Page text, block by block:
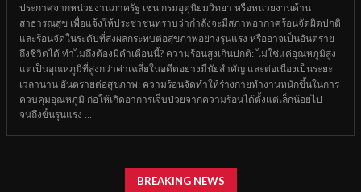
ประกาศจากหน่วยงานภาครัฐ เช่น กรมอุตุนิยมวิทยา หรือหน่วยงานด้าน
สาธารณสุข เพื่อแจ้งให้ประชาชนทราบว่ากำลังจะมีสภาพอากาศร้อนจัดผิดปกติ
และร้อนจัดในระดับที่ส่งผลกระทบต่อสุขภาพอย่างรุนแรง หรืออาจเป็นอันตราย
ถึงชีวิตได้ ทำไมถึงต้องมีคำเตือนนี้? ความร้อนสูงเกินปกติ: ไม่ใช่แค่อุณหภูมิสูง
แต่เป็นอุณหภูมิที่สูงกว่าค่าเฉลี่ยในอดีตอย่างมีนัยสำคัญ และต่อเนื่องเป็นระยะ
เวลานาน อันตรายต่อสุขภาพ: ความร้อนจัดทำให้ร่างกายทำงานหนักขึ้นในการ
ควบคุมอุณหภูมิ ก่อให้เกิดอาการเจ็บป่วยจากความร้อนได้ตั้งแต่เล็กน้อยไป
จนถึงขั้นรุนแรง ...
BREAKING NEWS